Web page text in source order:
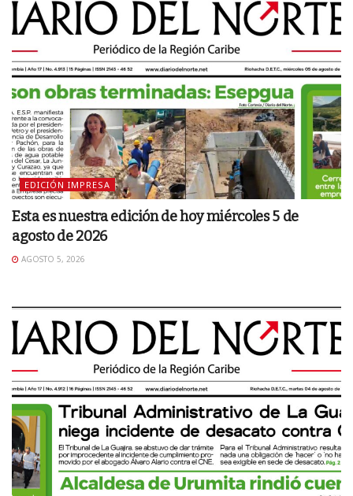
EDICIÓN IMPRESA
Esta es nuestra edición de hoy miércoles 5 de
agosto de 2026
AGOSTO 5, 2026